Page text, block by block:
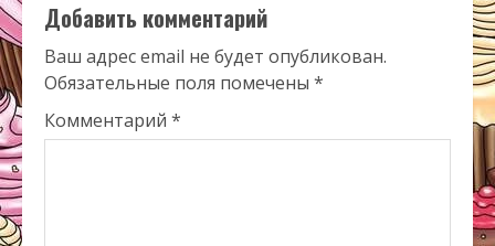
Добавить комментарий
Ваш адрес email не будет опубликован.
Обязательные поля помечены *
Комментарий *